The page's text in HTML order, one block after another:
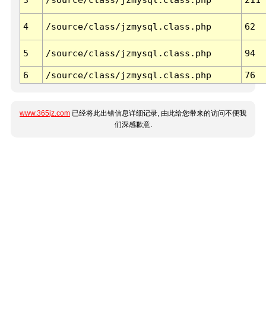
4 /source/class/jzmysql.class.php 62
5 /source/class/jzmysql.class.php 94
6 /source/class/jzmysql.class.php 76
www.365jz.com 已经将此出错信息详细记录, 由此给您带来的访问不便我
们深感歉意.